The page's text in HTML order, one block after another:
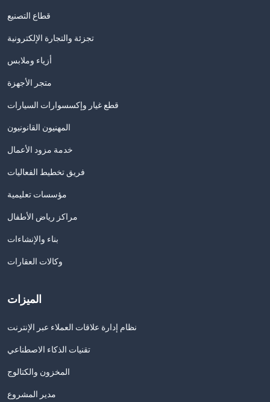
قطاع التصنيع
تجزئة والتجارة الإلكترونية
أزياء وملابس
متجر الأجهزة
قطع غيار وإكسسوارات السيارات
المهنيون القانونيون
خدمة مزود الأعمال
فريق تخطيط الفعاليات
مؤسسات تعليمية
مراكز رياض الأطفال
بناء والإنشاءات
وكالات العقارات
الميزات
نظام إدارة علاقات العملاء عبر الإنترنت
تقنيات الذكاء الاصطناعي
المخزون والكتالوج
مدير المشروع